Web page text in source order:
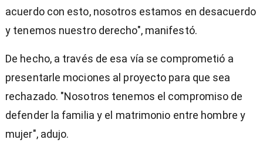
acuerdo con esto, nosotros estamos en desacuerdo
y tenemos nuestro derecho", manifestó.
De hecho, a través de esa vía se comprometió a
presentarle mociones al proyecto para que sea
rechazado. "Nosotros tenemos el compromiso de
defender la familia y el matrimonio entre hombre y
mujer", adujo.